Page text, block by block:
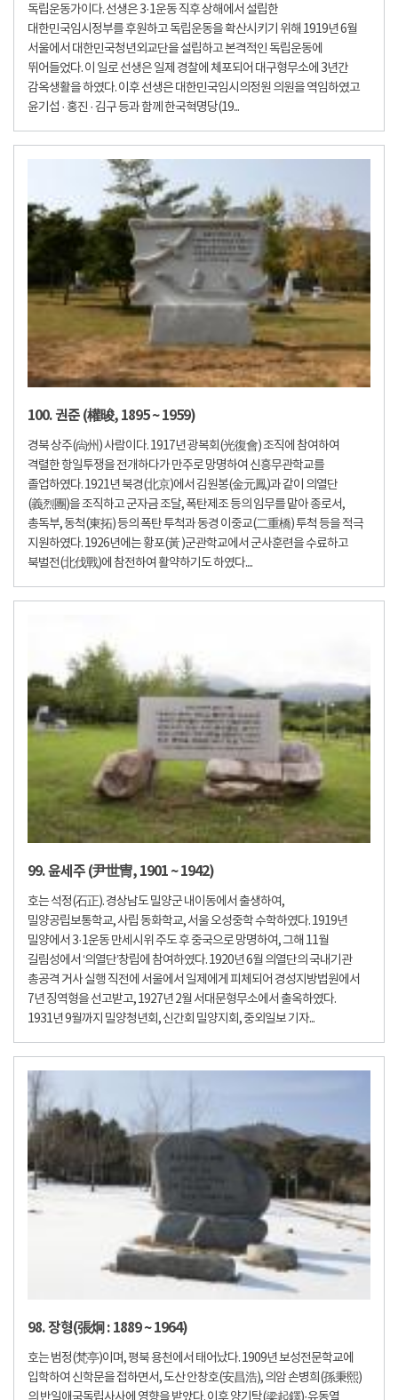
독립운동가이다. 선생은 3·1운동 직후 상해에서 설립한
대한민국임시정부를 후원하고 독립운동을 확산시키기 위해 1919년 6월
서울에서 대한민국청년외교단을 설립하고 본격적인 독립운동에
뛰어들었다. 이 일로 선생은 일제 경찰에 체포되어 대구형무소에 3년간
감옥생활을 하였다. 이후 선생은 대한민국임시의정원 의원을 역임하였고
윤기섭 · 홍진 · 김구 등과 함께 한국혁명당(19...
100. 권준 (權晙, 1895 ~ 1959)
경북 상주(尙州) 사람이다. 1917년 광복회(光復會) 조직에 참여하여
격렬한 항일투쟁을 전개하다가 만주로 망명하여 신흥무관학교를
졸업하였다. 1921년 북경(北京)에서 김원봉(金元鳳)과 같이 의열단
(義烈團)을 조직하고 군자금 조달, 폭탄제조 등의 임무를 맡아 종로서,
총독부, 동척(東拓) 등의 폭탄 투척과 동경 이중교(二重橋) 투척 등을 적극
지원하였다. 1926년에는 황포(黃 )군관학교에서 군사훈련을 수료하고
북벌전(北伐戰)에 참전하여 활약하기도 하였다....
99. 윤세주 (尹世冑, 1901 ~ 1942)
호는 석정(石正). 경상남도 밀양군 내이동에서 출생하여,
밀양공립보통학교, 사립 동화학교, 서울 오성중학 수학하였다. 1919년
밀양에서 3·1운동 만세시위 주도 후 중국으로 망명하여, 그해 11월
길림성에서 ‘의열단’창립에 참여하였다. 1920년 6월 의열단의 국내기관
총공격 거사 실행 직전에 서울에서 일제에게 피체되어 경성지방법원에서
7년 징역형을 선고받고, 1927년 2월 서대문형무소에서 출옥하였다.
1931년 9월까지 밀양청년회, 신간회 밀양지회, 중외일보 기자...
98. 장형(張炯 : 1889 ~ 1964)
호는 범정(梵亭)이며, 평북 용천에서 태어났다. 1909년 보성전문학교에
입학하여 신학문을 접하면서, 도산 안창호(安昌浩), 의암 손병희(孫秉熙)
의 반일애국독립사사에 영향을 받았다. 이후 양기탁(梁起鐸)·유동열